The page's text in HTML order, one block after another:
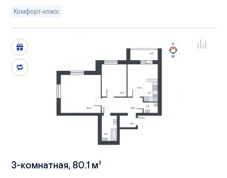
Комфорт-класс
3-комнатная, 80.1 м²